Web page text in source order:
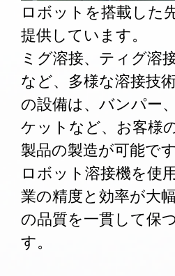
ロボットを搭載した
提供しています。
ミグ溶接、ティグ溶
など、多様な溶接技
の設備は、バンパー
ケットなど、お客様
製品の製造が可能です
ロボット溶接機を使
業の精度と効率が大
の品質を一貫して保
す。